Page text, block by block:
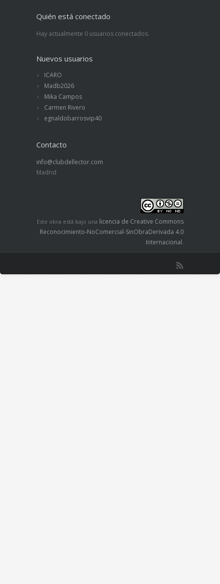
Quién está conectado
Hay actualmente 0 usuarios conectados.
Nuevos usuarios
ICARO
Madb2026
Mika Campos
Carmen Rivero
egnaldobarrosvip40
Contacto
info@clubdellector.com
Madrid
Este obra está bajo una licencia de Creative Commons
Reconocimiento-NoComercial-SinObraDerivada 4.0
Internacional